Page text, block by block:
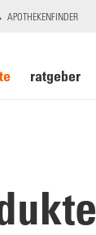
APOTHEKENFINDER
ratgeber